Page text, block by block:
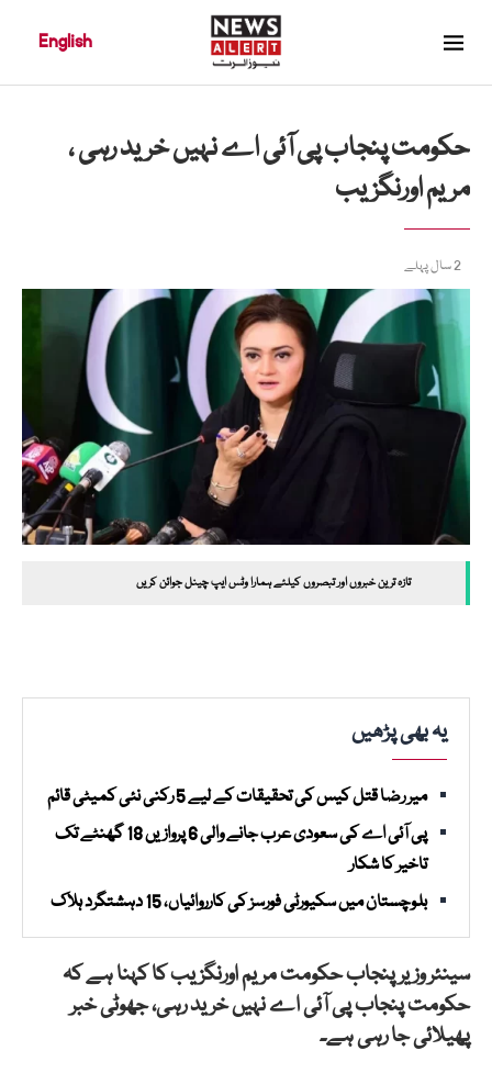
English
حکومت پنجاب پی آئی اے نہیں خرید رہی ،
مریم اورنگزیب
2 سال پہلے
تازہ ترین خبروں اور تبصروں کیلئے ہمارا وٹس ایپ چینل جوائن کریں
یہ بھی پڑھیں
میر رضا قتل کیس کی تحقیقات کے لیے 5 رکنی نئی کمیٹی قائم
پی آئی اے کی سعودی عرب جانے والی 6 پروازیں 18 گھنٹے تک
تاخیر کا شکار
بلوچستان میں سکیورٹی فورسز کی کارروائیاں، 15 دہشتگرد ہلاک
سینئر وزیر پنجاب حکومت مریم اورنگزیب کا کہنا ہے کہ
حکومت پنجاب پی آئی اے نہیں خرید رہی، جھوٹی خبر
پھیلائی جا رہی ہے۔